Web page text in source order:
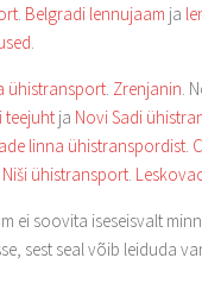
. Belgradi lennujaam ja
.
ühistransport. Zrenjanin.
teejuht ja Novi Sadi
linna ühistranspordist.
Niši ühistransport.
ei soovita iseseisvalt
sest seal võib leiduda